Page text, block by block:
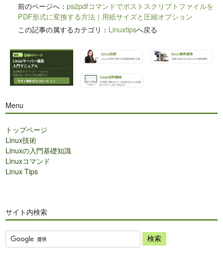
前のページへ：ps2pdfコマンドでポストスクリプトファイルを
PDF形式に変換する方法｜用紙サイズと圧縮オプション
この記事の属するカテゴリ： Linuxtipsへ戻る
Menu
トップページ
Linux技術
Linuxの入門基礎知識
Linuxコマンド
Linux Tips
サイト内検索
サ
イ